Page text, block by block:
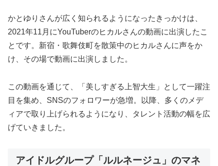
かとゆりさんが広く知られるようになったきっかけは、
2021年11月にYouTuberのヒカルさんの動画に出演したこ
とです。新宿・歌舞伎町を散策中のヒカルさんに声をか
け、その場で動画に出演しました。
この動画を通じて、「美しすぎる上智大生」として一躍注
目を集め、SNSのフォロワーが急増。以降、多くのメデ
ィアで取り上げられるようになり、タレント活動の幅を広
げていきました。
アイドルグループ「ルルネージュ」のマネ